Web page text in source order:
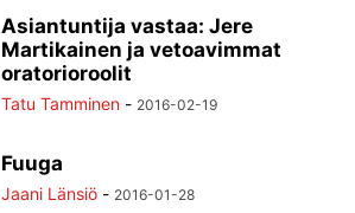
Asiantuntija vastaa: Jere
Martikainen ja vetoavimmat
oratorioroolit
Tatu Tamminen - 2016-02-19
Fuuga
Jaani Länsiö - 2016-01-28